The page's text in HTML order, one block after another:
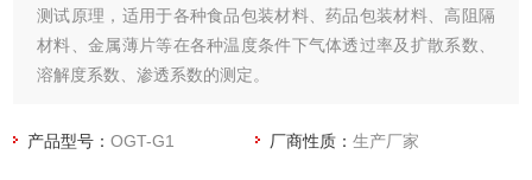
测试原理，适用于各种食品包装材料、药品包装材料、高阻隔
材料、金属薄片等在各种温度条件下气体透过率及扩散系数、
溶解度系数、渗透系数的测定。
产品型号：OGT-G1 厂商性质：生产厂家